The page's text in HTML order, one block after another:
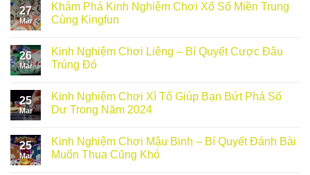
27
Mar
Khám Phá Kinh Nghiệm Chơi Xổ Số Miền Trung
Cùng Kingfun
26
Mar
Kinh Nghiệm Chơi Liêng – Bí Quyết Cược Đâu
Trúng Đó
25
Mar
Kinh Nghiệm Chơi Xì Tố Giúp Bạn Bứt Phá Số
Dư Trong Năm 2024
25
Mar
Kinh Nghiệm Chơi Mậu Binh – Bí Quyết Đánh Bài
Muốn Thua Cũng Khó